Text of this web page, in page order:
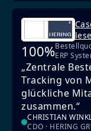
100%ERP
„Zentrale
Tracking von
glückliche
zusammen.“
CHRISTIAN
CDO · HERING